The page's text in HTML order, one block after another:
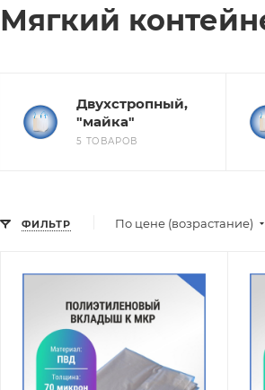
Мягкий
Двухстропный,
"майка"
5 ТОВАРОВ
ФИЛЬТР По цене (возрастание)